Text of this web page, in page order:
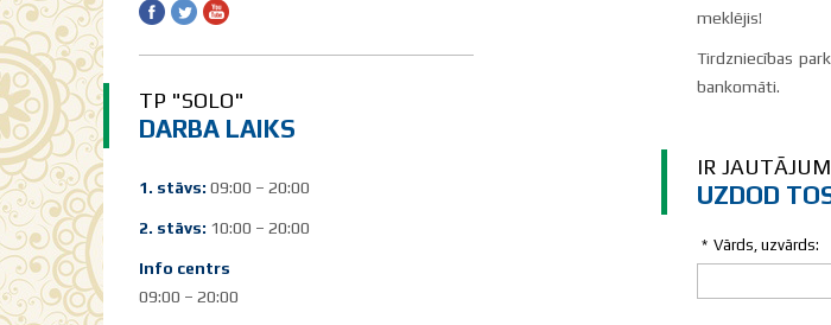
TP "SOLO"
DARBA LAIKS
1. stāvs: 09:00 – 20:00
2. stāvs: 10:00 – 20:00
Info centrs
09:00 – 20:00
meklējis!
Tirdzniecības
bankomāti.
IR
UZDOD
* Vārds, uzvārds: